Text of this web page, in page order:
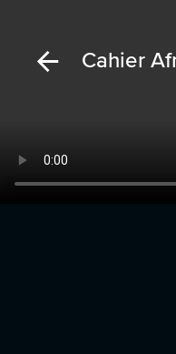
Cahier